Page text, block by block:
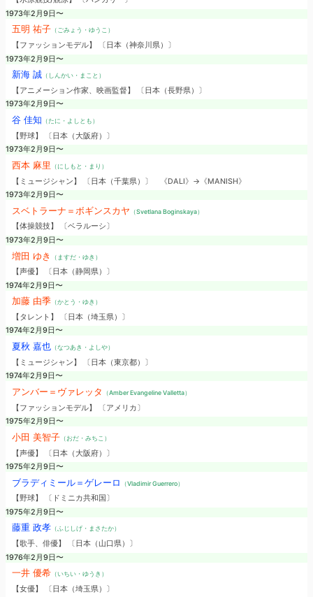
1973年2月9日〜
五明 祐子（ごみょう・ゆうこ）
【ファッションモデル】 〔日本（神奈川県）〕
1973年2月9日〜
新海 誠（しんかい・まこと）
【アニメーション作家、映画監督】 〔日本（長野県）〕
1973年2月9日〜
谷 佳知 （たに・よしとも）
【野球】 〔日本（大阪府）〕
1973年2月9日〜
西本 麻里 （にしもと・まり）
【ミュージシャン】 〔日本（千葉県）〕
《DALI》→《MANISH》
1973年2月9日〜
スベトラーナ＝ボギンスカヤ （Svetlana Boginskaya）
【体操競技】 〔ベラルーシ〕
1973年2月9日〜
増田 ゆき （ますだ・ゆき）
【声優】 〔日本（静岡県）〕
1974年2月9日〜
加藤 由季（かとう・ゆき）
【タレント】 〔日本（埼玉県）〕
1974年2月9日〜
夏秋 嘉也（なつあき・よしや）
【ミュージシャン】 〔日本（東京都）〕
1974年2月9日〜
アンバー＝ヴァレッタ （Amber Evangeline Valletta）
【ファッションモデル】 〔アメリカ〕
1975年2月9日〜
小田 美智子（おだ・みちこ）
【声優】 〔日本（大阪府）〕
1975年2月9日〜
ブラディミール＝ゲレーロ （Vladimir Guerrero）
【野球】 〔ドミニカ共和国〕
1975年2月9日〜
藤重 政孝（ふじしげ・まさたか）
【歌手、俳優】 〔日本（山口県）〕
1976年2月9日〜
一井 優希（いちい・ゆうき）
【女優】 〔日本（埼玉県）〕